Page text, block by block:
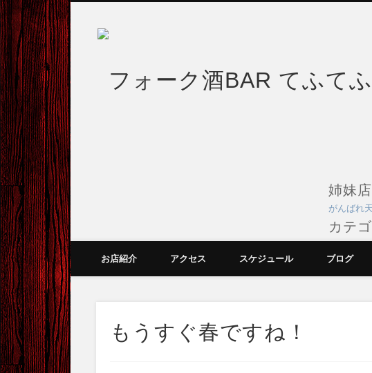
姉妹店
がんばれ
カテ
ブログ
お店紹介 アクセス スケジュール ブログ
もうすぐ春ですね！